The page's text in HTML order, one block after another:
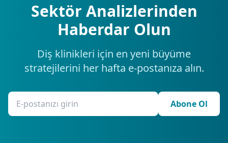
Sektör Analizlerinden
Haberdar Olun
Diş klinikleri için en yeni büyüme
stratejilerini her hafta e-postanıza alın.
Abone Ol